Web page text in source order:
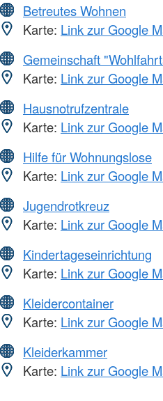
Betreutes Wohnen
Karte: Link zur Google
Gemeinschaft
Karte: Link zur Google
Hausnotrufzentrale
Karte: Link zur Google
Hilfe für Wohnungslose
Karte: Link zur Google
Jugendrotkreuz
Karte: Link zur Google
Kindertageseinrichtung
Karte: Link zur Google
Kleidercontainer
Karte: Link zur Google
Kleiderkammer
Karte: Link zur Google